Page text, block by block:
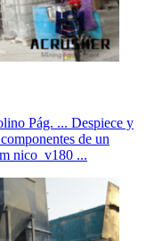
Pág. ... Despiece y
de un
nico_v180 ...